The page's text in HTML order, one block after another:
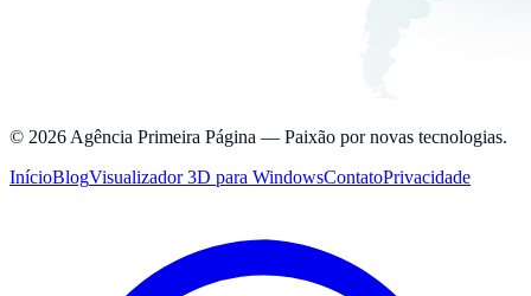
© 2026 Agência Primeira Página — Paixão por novas tecnologias.
InícioBlogVisualizador 3D para WindowsContatoPrivacidade